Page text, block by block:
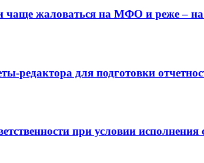
чаще жаловаться на МФО и реже –
редактора для подготовки
при условии исполнения